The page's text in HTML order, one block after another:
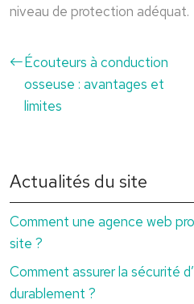
niveau de protection adéquat.
Écouteurs à conduction
osseuse : avantages et
limites
Actualités du site
Comment une agence web
site ?
Comment assurer la sécurité
durablement ?